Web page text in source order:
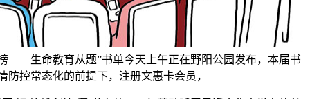
——生命教育从题”书单今天上午正在野阳公园发布，本届书
防控常态化的前提下，注册文惠卡会员，